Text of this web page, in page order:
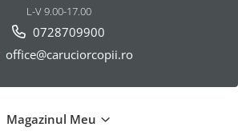
L-V 9.00-17.00
0728709900
office@caruciorcopii.ro
Magazinul Meu